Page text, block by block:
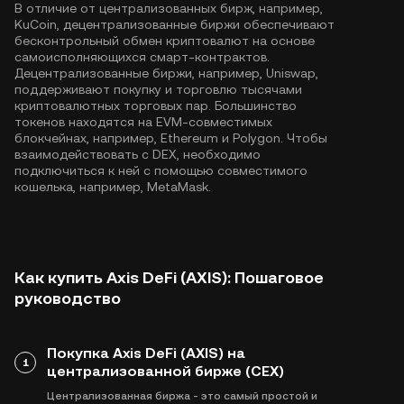
В отличие от централизованных бирж, например,
KuCoin, децентрализованные биржи обеспечивают
бесконтрольный обмен криптовалют на основе
самоисполняющихся смарт-контрактов.
Децентрализованные биржи, например, Uniswap,
поддерживают покупку и торговлю тысячами
криптовалютных торговых пар. Большинство
токенов находятся на EVM-совместимых
блокчейнах, например, Ethereum и Polygon . Чтобы
взаимодействовать с DEX, необходимо
подключиться к ней с помощью совместимого
кошелька, например, MetaMask.
Как купить Axis DeFi (AXIS): Пошаговое
руководство
1
Покупка Axis DeFi (AXIS) на
централизованной бирже (CEX)
Централизованная биржа - это самый простой и